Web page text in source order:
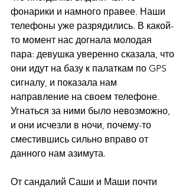
фонарики и намного правее. Наши
телефоны уже разрядились. В какой-
то момент нас догнала молодая
пара: девушка уверенно сказала, что
они идут на базу к палаткам по GPS
сигналу, и показала нам
направление на своем телефоне.
Угнаться за ними было невозможно,
и они исчезли в ночи, почему-то
сместившись сильно вправо от
данного нам азимута.
От сандалий Саши и Маши почти